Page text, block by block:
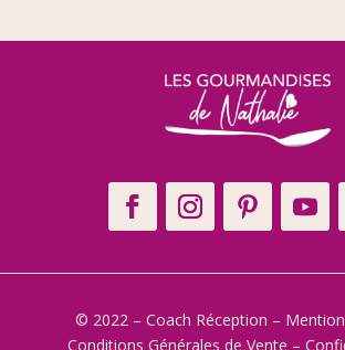
© 2022 – Coach Réception –
Conditions Générales de Vente –